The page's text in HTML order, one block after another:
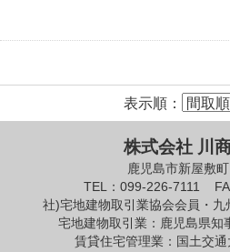
表示順：
株式会社 川
鹿児島市新屋敷
TEL：099-226-7111
社)宅地建物取引業協会会員・
宅地建物取引業：鹿児島県知
賃貸住宅管理業：国土交